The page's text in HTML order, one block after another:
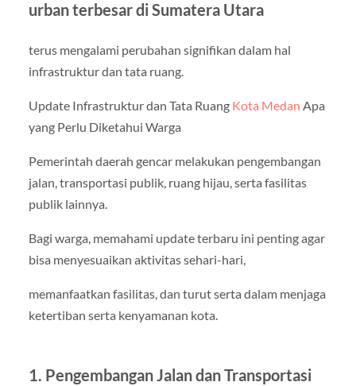
urban terbesar di Sumatera Utara
terus mengalami perubahan signifikan dalam hal
infrastruktur dan tata ruang.
Update Infrastruktur dan Tata Ruang Kota Medan Apa
yang Perlu Diketahui Warga
Pemerintah daerah gencar melakukan pengembangan
jalan, transportasi publik, ruang hijau, serta fasilitas
publik lainnya.
Bagi warga, memahami update terbaru ini penting agar
bisa menyesuaikan aktivitas sehari-hari,
memanfaatkan fasilitas, dan turut serta dalam menjaga
ketertiban serta kenyamanan kota.
1. Pengembangan Jalan dan Transportasi